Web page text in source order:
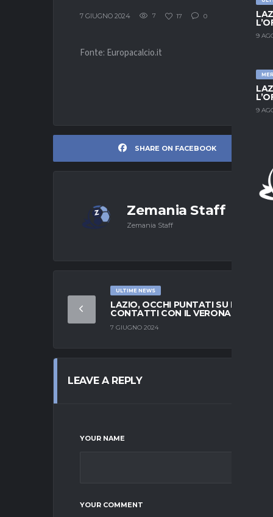
9
9
7 GIUGNO 2024 7 17 0
Fonte: Europacalcio.it
SHARE ON FACEBOOK
Zemania Staff
Zemania Staff
ULTIME NEWS
LAZIO, OCCHI PUNTATI SU NOSLIN:
CONTATTI CON IL VERONA
7 GIUGNO 2024
LEAVE A REPLY
YOUR NAME
YOUR COMMENT